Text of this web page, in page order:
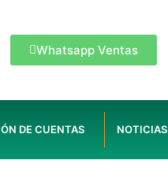
Whatsapp Ventas
DE CUENTAS NOTICIAS